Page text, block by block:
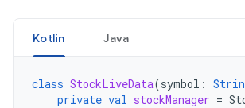
Kotlin Java
class StockLiveData(symbol :
private val stockManager =